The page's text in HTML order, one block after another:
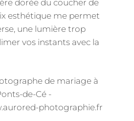
dorée du coucher de
esthétique me permet
une lumière trop
vos instants avec la